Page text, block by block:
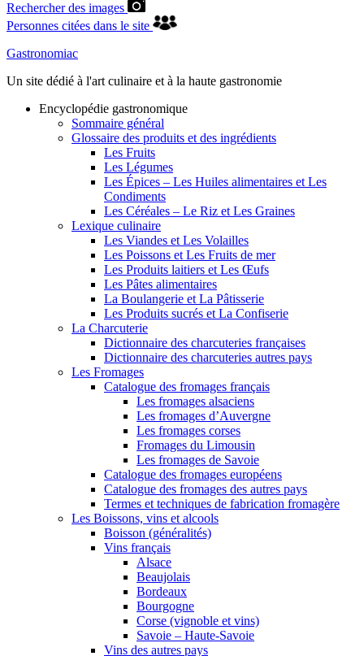
Rechercher des images
Personnes citées dans le site
Gastronomiac
Un site dédié à l'art culinaire et à la haute gastronomie
Encyclopédie gastronomique
Sommaire général
Glossaire des produits et des ingrédients
Les Fruits
Les Légumes
Les Épices – Les Huiles alimentaires et Les
Condiments
Les Céréales – Le Riz et Les Graines
Lexique culinaire
Les Viandes et Les Volailles
Les Poissons et Les Fruits de mer
Les Produits laitiers et Les Œufs
Les Pâtes alimentaires
La Boulangerie et La Pâtisserie
Les Produits sucrés et La Confiserie
La Charcuterie
Dictionnaire des charcuteries françaises
Dictionnaire des charcuteries autres pays
Les Fromages
Catalogue des fromages français
Les fromages alsaciens
Les fromages d’Auvergne
Les fromages corses
Fromages du Limousin
Les fromages de Savoie
Catalogue des fromages européens
Catalogue des fromages des autres pays
Termes et techniques de fabrication fromagère
Les Boissons, vins et alcools
Boisson (généralités)
Vins français
Alsace
Beaujolais
Bordeaux
Bourgogne
Corse (vignoble et vins)
Savoie – Haute-Savoie
Vins des autres pays